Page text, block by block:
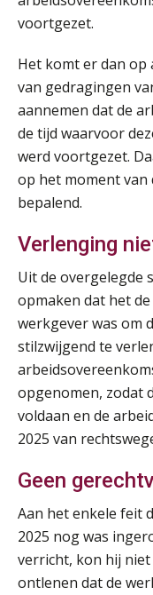
voortgezet.
Het komt er dan
van gedragingen
aannemen dat de
de tijd waarvoor
werd voortgezet.
op het moment
bepalend.
Verlenging
Uit de overgelegde
opmaken dat het
werkgever was om
stilzwijgend te
opgenomen, zodat
voldaan en de
2025 van
Geen
Aan het enkele feit
2025 nog was
verricht, kon hij
ontlenen dat de